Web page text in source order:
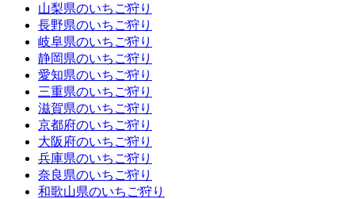
山梨県のいちご狩り
長野県のいちご狩り
岐阜県のいちご狩り
静岡県のいちご狩り
愛知県のいちご狩り
三重県のいちご狩り
滋賀県のいちご狩り
京都府のいちご狩り
大阪府のいちご狩り
兵庫県のいちご狩り
奈良県のいちご狩り
和歌山県のいちご狩り